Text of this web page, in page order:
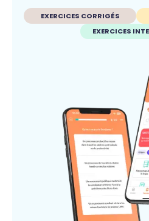
EXERCICES CORRIGÉS
EXERCICES